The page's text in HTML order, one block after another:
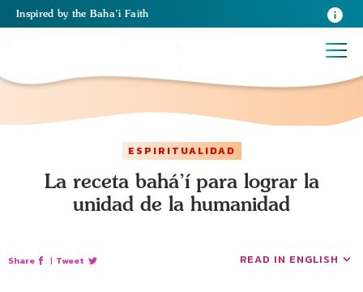
Inspired by the Baha’i Faith
ESPIRITUALIDAD
La receta bahá’í para lograr la
unidad de la humanidad
Share | Tweet READ IN ENGLISH